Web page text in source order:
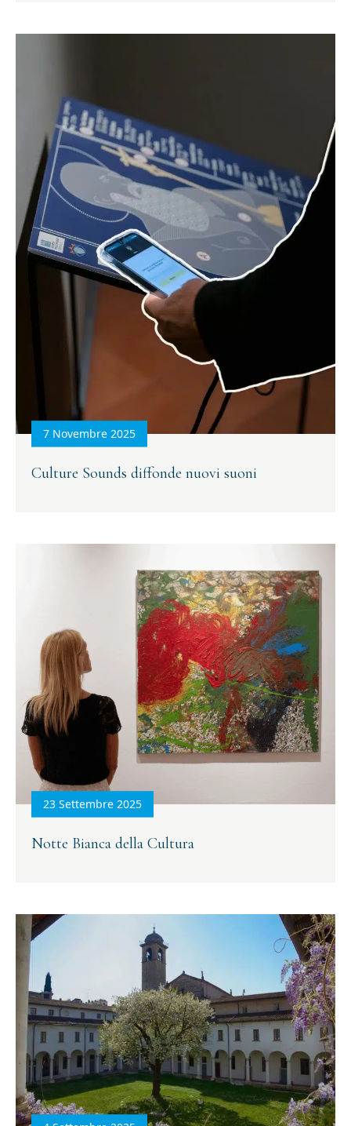
7 Novembre 2025
Culture Sounds diffonde nuovi suoni
23 Settembre 2025
Notte Bianca della Cultura
Iscriviti alla newsletter
Email (Obbligatorio)
Privacy
Acconsento al trattamento dei dati personali